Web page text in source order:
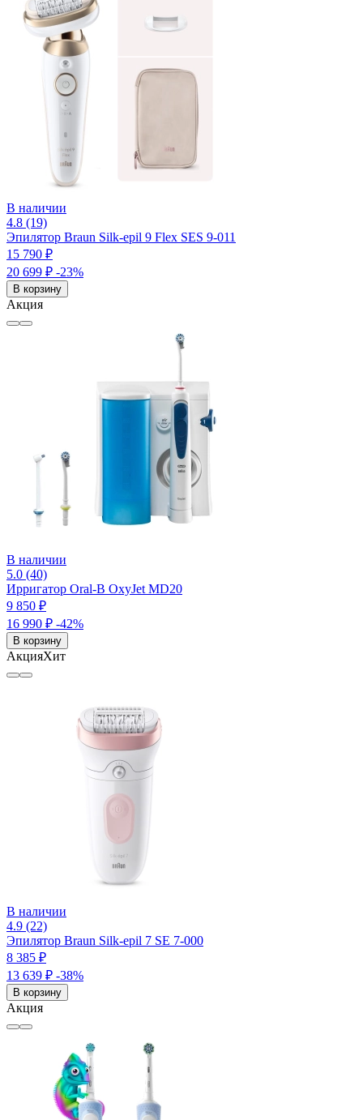
В наличии
4.8 (19)
Эпилятор Braun Silk-epil 9 Flex SES 9-011
15 790 ₽
20 699 ₽ -23%
В корзину
Акция
В наличии
5.0 (40)
Ирригатор Oral-B OxyJet MD20
9 850 ₽
16 990 ₽ -42%
В корзину
АкцияХит
В наличии
4.9 (22)
Эпилятор Braun Silk-epil 7 SE 7-000
8 385 ₽
13 639 ₽ -38%
В корзину
Акция